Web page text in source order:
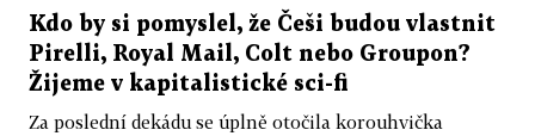
Kdo by si pomyslel, že Češi budou vlastnit
Pirelli, Royal Mail, Colt nebo Groupon?
Žijeme v kapitalistické sci-fi
Za poslední dekádu se úplně otočila korouhvička